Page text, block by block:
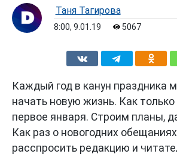
Таня Тагирова
8:00, 9.01.19 5067
Каждый год в канун праздника
начать новую жизнь. Как только
первое января. Строим планы,
Как раз о новогодних
расспросить редакцию и